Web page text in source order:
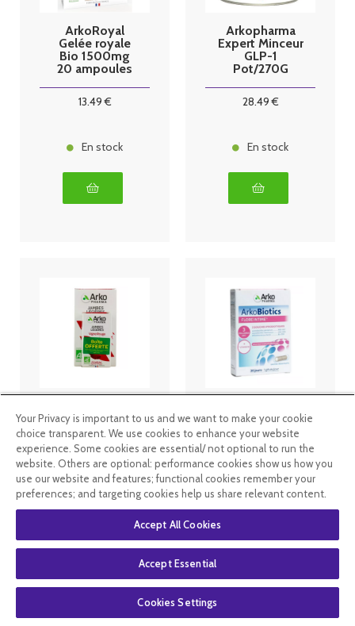
ArkoRoyal
Gelée royale
Bio 1500mg
20 ampoules
13.49€
En stock
Arkopharma
Expert Minceur
GLP-1
Pot/270G
28.49€
En stock
Arkogélules
Vigne Rouge
Bio 150
Gélules + 45
Gélules
Offertes
17.49€
ArkoBiotics
Flore intime -
30 gélules
14.49 €
Your Privacy is important to us and we want to make your cookie
choice transparent. We use cookies to enhance your website
experience. Some cookies are essential/ not optional to run the
website. Others are optional: performance cookies show us how you
use our website and features; functional cookies remember your
preferences; and targeting cookies help us share relevant content.
Accept All Cookies
Accept Essential
Cookies Settings